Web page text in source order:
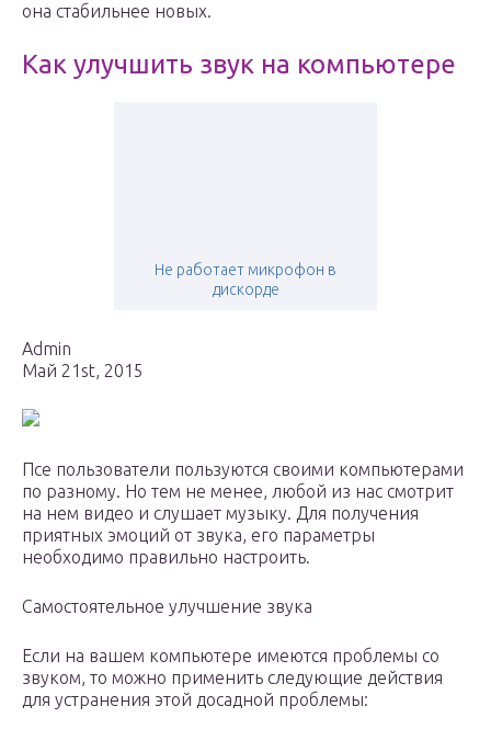
она стабильнее новых.
Как улучшить звук на компьютере
Не работает микрофон в
дискорде
Admin
Май 21st, 2015
Псе пользователи пользуются своими компьютерами
по разному. Но тем не менее, любой из нас смотрит
на нем видео и слушает музыку. Для получения
приятных эмоций от звука, его параметры
необходимо правильно настроить.
Самостоятельное улучшение звука
Если на вашем компьютере имеются проблемы со
звуком, то можно применить следующие действия
для устранения этой досадной проблемы: